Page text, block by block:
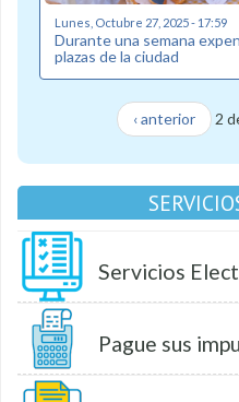
Lunes, Octubre 27, 2025 - 17:59
Durante una semana
plazas de la ciudad
‹ anterior 2
Servicios
Pague sus